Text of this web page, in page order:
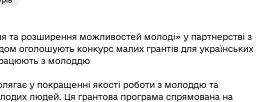
та розширення можливостей молоді» у партнерстві з
оголошують конкурс малих грантів для українських
з молоддю
у покращенні якості роботи з молоддю та
людей. Ця грантова програма спрямована на